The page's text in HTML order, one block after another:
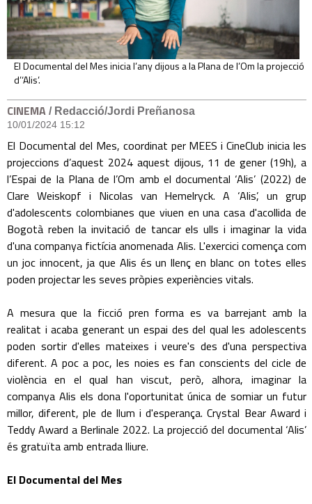
El Documental del Mes inicia l’any dijous a la Plana de l’Om la projecció
d’‘Alis’.
CINEMA / Redacció/Jordi Preñanosa
10/01/2024 15:12
El Documental del Mes, coordinat per MEES i CineClub inicia les
projeccions d’aquest 2024 aquest dijous, 11 de gener (19h), a
l’Espai de la Plana de l’Om amb el documental ‘Alis’ (2022) de
Clare Weiskopf i Nicolas van Hemelryck. A ‘Alis’, un grup
d'adolescents colombianes que viuen en una casa d'acollida de
Bogotà reben la invitació de tancar els ulls i imaginar la vida
d'una companya fictícia anomenada Alis. L'exercici comença com
un joc innocent, ja que Alis és un llenç en blanc on totes elles
poden projectar les seves pròpies experiències vitals.
A mesura que la ficció pren forma es va barrejant amb la
realitat i acaba generant un espai des del qual les adolescents
poden sortir d'elles mateixes i veure's des d'una perspectiva
diferent. A poc a poc, les noies es fan conscients del cicle de
violència en el qual han viscut, però, alhora, imaginar la
companya Alis els dona l'oportunitat única de somiar un futur
millor, diferent, ple de llum i d'esperança. Crystal Bear Award i
Teddy Award a Berlinale 2022. La projecció del documental ‘Alis’
és gratuïta amb entrada lliure.
El Documental del Mes